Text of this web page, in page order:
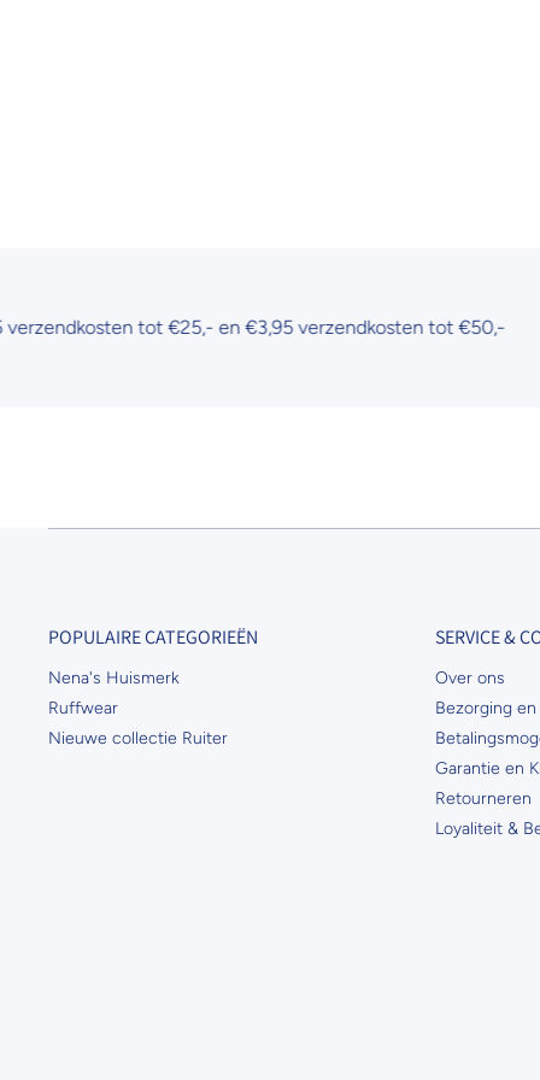
tot €25,- en €3,95 verzendkosten tot €50,-
POPULAIRE CATEGORIEËN
Nena's Huismerk
Ruffwear
Nieuwe collectie Ruiter
SERVICE &
Over ons
Bezorging
Garantie en
Retourneren
Loyaliteit &